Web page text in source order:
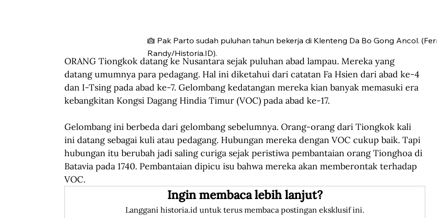
Pak Parto sudah puluhan tahun bekerja di Klenteng Da Bo Gong Ancol.
Randy/Historia.ID).
ORANG Tiongkok datang ke Nusantara sejak puluhan abad lampau. Mereka yang
datang umumnya para pedagang. Hal ini diketahui dari catatan Fa Hsien dari abad ke-4
dan I-Tsing pada abad ke-7. Gelombang kedatangan mereka kian banyak memasuki era
kebangkitan Kongsi Dagang Hindia Timur (VOC) pada abad ke-17.
Gelombang ini berbeda dari gelombang sebelumnya. Orang-orang dari Tiongkok kali
ini datang sebagai kuli atau pedagang. Hubungan mereka dengan VOC cukup baik. Tapi
hubungan itu berubah jadi saling curiga sejak peristiwa pembantaian orang Tionghoa di
Batavia pada 1740. Pembantaian dipicu isu bahwa mereka akan memberontak terhadap
VOC.
Ingin membaca lebih lanjut?
Langgani historia.id untuk terus membaca postingan eksklusif ini.